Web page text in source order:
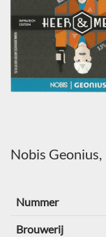
Nobis Geonius,
Nummer
Brouwerij